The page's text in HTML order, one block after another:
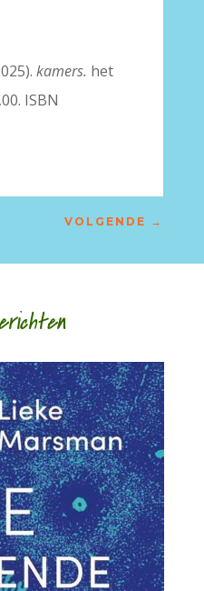
kamers. het
ISBN
VOLGENDE →